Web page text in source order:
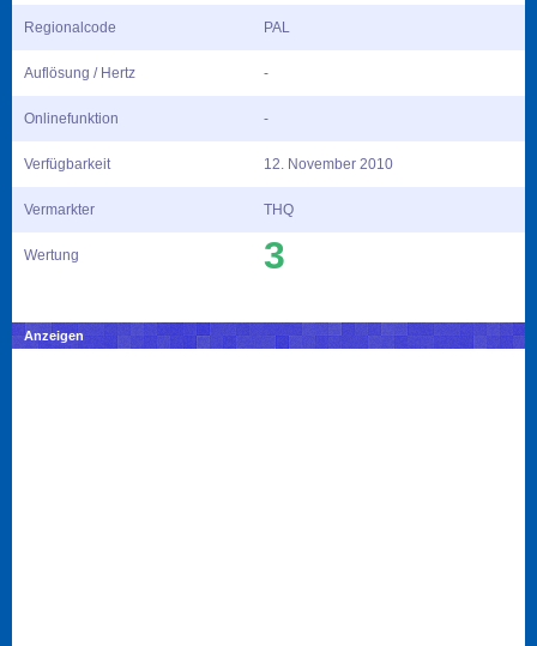
Regionalcode PAL
Auflösung / Hertz -
Onlinefunktion -
Verfügbarkeit 12. November 2010
Vermarkter THQ
Wertung 3
Anzeigen